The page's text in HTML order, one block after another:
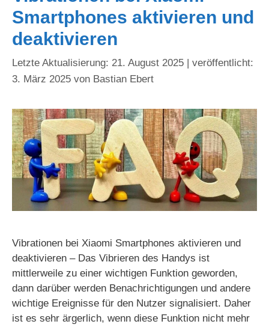
Smartphones aktivieren und
deaktivieren
21. August 2025
3. März 2025 von Bastian Ebert
Vibrationen bei Xiaomi Smartphones aktivieren und
deaktivieren – Das Vibrieren des Handys ist
mittlerweile zu einer wichtigen Funktion geworden,
dann darüber werden Benachrichtigungen und andere
wichtige Ereignisse für den Nutzer signalisiert. Daher
ist es sehr ärgerlich, wenn diese Funktion nicht mehr